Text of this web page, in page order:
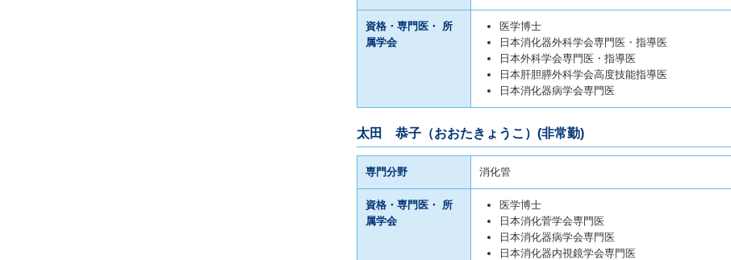
資格・専門医・ 所
属学会
医学博士
日本消化器外科学会専門医・指導医
日本外科学会専門医・指導医
日本肝胆膵外科学会高度技能指導医
日本消化器病学会専門医
太田 恭子（おおたきょうこ）(非常勤)
専門分野 消化管
資格・専門医・ 所
属学会
医学博士
日本消化菅学会専門医
日本消化器病学会専門医
日本消化器内視鏡学会専門医